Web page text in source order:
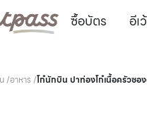
ซื้อบัตร อีเ
/อาหาร /โก๋นักบิน ปาท่องโก๋เนื้อครัวซอ